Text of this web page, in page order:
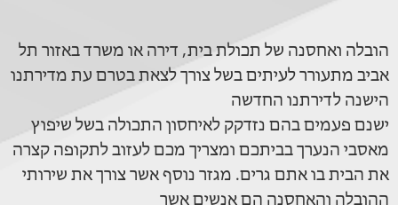
הובלה ואחסנה של תכולת בית, דירה או משרד באזור תל
אביב מתעורר לעיתים בשל צורך לצאת בטרם עת מדירתנו
הישנה לדירתנו החדשה
ישנם פעמים בהם נזדקק לאיחסון התכולה בשל שיפוץ
מאסבי הנערך בביתכם ומצריך מכם לעזוב לתקופה קצרה
את הבית בו אתם גרים. מגזר נוסף אשר צורך את שירותי
ההובלה והאחסנה הם אנשים אשר